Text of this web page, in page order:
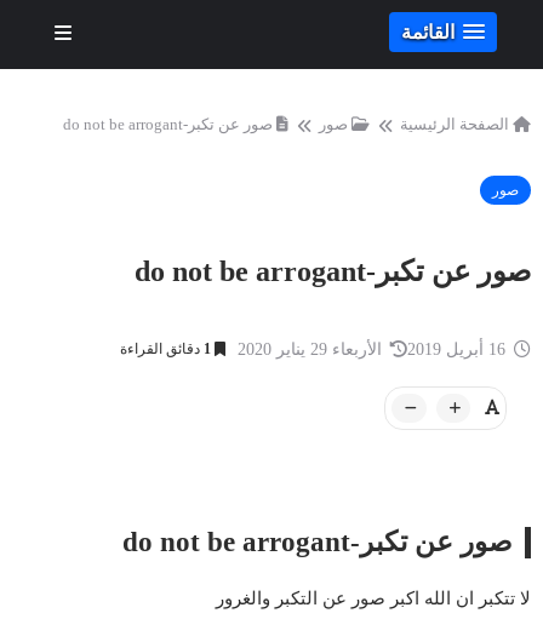
القائمة
الصفحة الرئيسية صور صور عن تكبر-do not be arrogant
صور
صور عن تكبر-do not be arrogant
الأربعاء 29 يناير 2020 1 دقائق القراءة
صور عن تكبر-do not be arrogant
لا تتكبر ان الله اكبر صور عن التكبر والغرور